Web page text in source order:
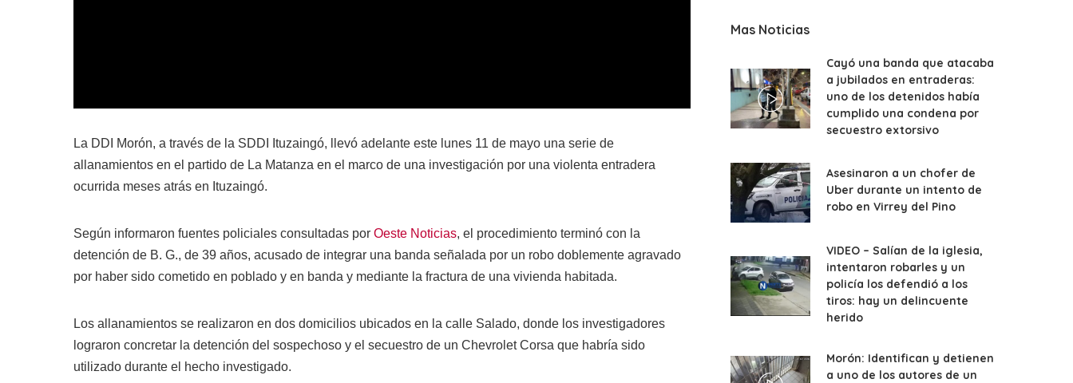
La DDI Morón, a través de la SDDI Ituzaingó, llevó adelante este lunes 11 de mayo una serie de
allanamientos en el partido de La Matanza en el marco de una investigación por una violenta entradera
ocurrida meses atrás en Ituzaingó.
Según informaron fuentes policiales consultadas por Oeste Noticias, el procedimiento terminó con la
detención de B. G., de 39 años, acusado de integrar una banda señalada por un robo doblemente agravado
por haber sido cometido en poblado y en banda y mediante la fractura de una vivienda habitada.
Los allanamientos se realizaron en dos domicilios ubicados en la calle Salado, donde los investigadores
lograron concretar la detención del sospechoso y el secuestro de un Chevrolet Corsa que habría sido
utilizado durante el hecho investigado.
Mas Noticias
Cayó una banda que atacaba
a jubilados en entraderas:
uno de los detenidos había
cumplido una condena por
secuestro extorsivo
Asesinaron a un chofer de
Uber durante un intento de
robo en Virrey del Pino
VIDEO – Salían de la iglesia,
intentaron robarles y un
policía los defendió a los
tiros: hay un delincuente
herido
Morón: Identifican y detienen
a uno de los autores de un